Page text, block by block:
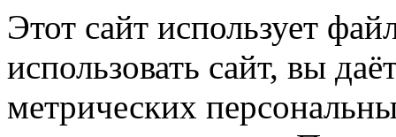
Этот сайт использует
использовать сайт, вы
метрических